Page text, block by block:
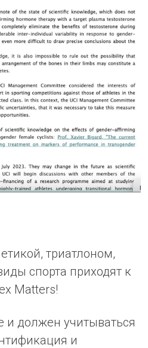
триатлоном,
спорта приходят к
Matters!
и должен учитываться
и